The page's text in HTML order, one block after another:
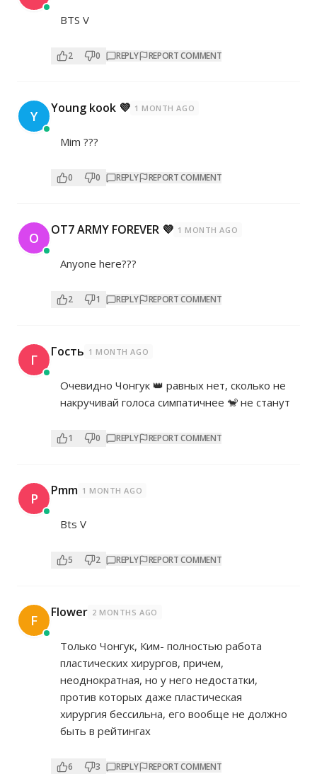
BTS V
2 0 REPLY REPORT COMMENT
Y Young kook 💜 1 MONTH AGO
Mim ???
0 0 REPLY REPORT COMMENT
O OT7 ARMY FOREVER 💜 1 MONTH AGO
Anyone here???
2 1 REPLY REPORT COMMENT
Г Гость 1 MONTH AGO
Очевидно Чонгук 👑 равных нет, сколько не
накручивай голоса симпатичнее 🐒 не станут
1 0 REPLY REPORT COMMENT
P Pmm 1 MONTH AGO
Bts V
5 2 REPLY REPORT COMMENT
F Flower 2 MONTHS AGO
Только Чонгук, Ким- полностью работа
пластических хирургов, причем,
неоднократная, но у него недостатки,
против которых даже пластическая
хирургия бессильна, его вообще не должно
быть в рейтингах
6 3 REPLY REPORT COMMENT